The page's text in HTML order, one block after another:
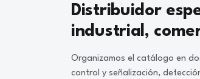
Distribuidor
industrial,
Organizamos el catálogo en
control y señalización,